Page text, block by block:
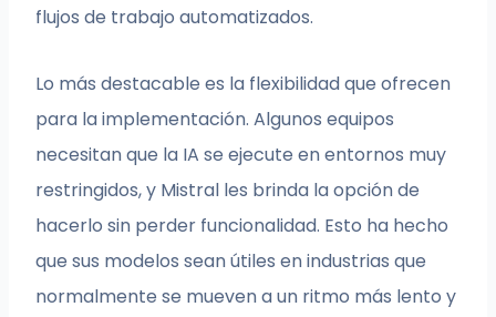
flujos de trabajo automatizados.
Lo más destacable es la flexibilidad que ofrecen
para la implementación. Algunos equipos
necesitan que la IA se ejecute en entornos muy
restringidos, y Mistral les brinda la opción de
hacerlo sin perder funcionalidad. Esto ha hecho
que sus modelos sean útiles en industrias que
normalmente se mueven a un ritmo más lento y